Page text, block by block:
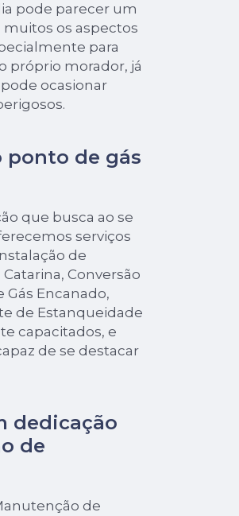
pode parecer um
os aspectos
para
próprio morador, já
ocasionar
ponto de gás
que busca ao se
serviços
de
Conversão
Gás Encanado,
de Estanqueidade
capacitados, e
de se destacar
dedicação
de
de